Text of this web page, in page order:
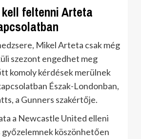
feltenni Arteta
Mikel Arteta csak még
szezont engedhet meg
komoly kérdések merülnek
Észak-Londonban,
a Gunners szakértője.
a Newcastle United elleni
győzelemnek köszönhetően